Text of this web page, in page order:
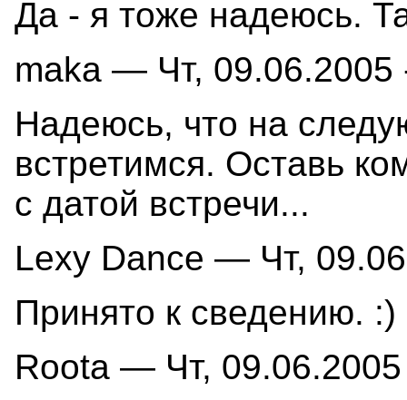
Да - я тоже надеюсь.
maka — Чт, 09.06.2005
Надеюсь, что на
встретимся. Оставь
с датой встречи...
Lexy Dance — Чт,
Принято к сведению. :)
Roota — Чт,